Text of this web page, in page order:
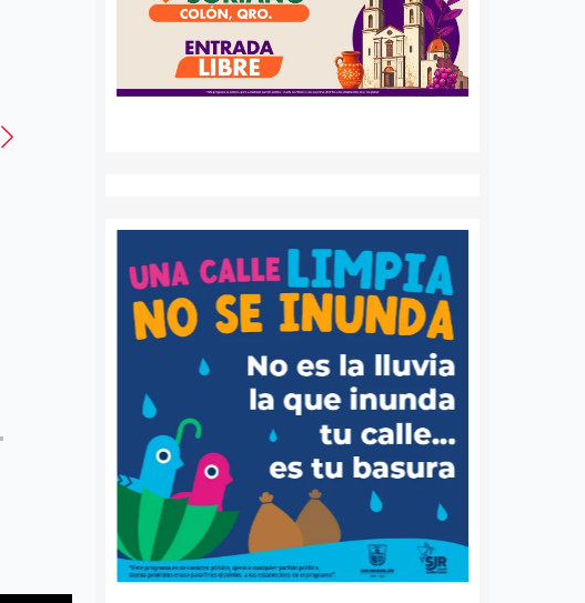
Orgullo queretano:
bombera representará
a México en misión
contra incendios en
Canadá
integrante de los cuerpos de
Montes y Cadereyta de Montes,
representará a Querétaro en la
misión internacional que México
enviará para apoyar…
Buscará Fiscalía de
Querétaro mantener en
prisión preventiva a
neurocirujano acusado
Querétaro afirmó que agotará
todos los recursos legales para
mantener la medida cautelar de
prisión preventiva justificada en
contra del médico neurocirujano
acusado de…
VER MÁS